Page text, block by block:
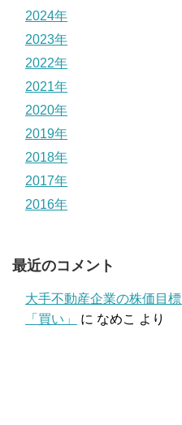
2024年
2023年
2022年
2021年
2020年
2019年
2018年
2017年
2016年
最近のコメント
大手不動産企業の株価目
「買い」
に なめこ より